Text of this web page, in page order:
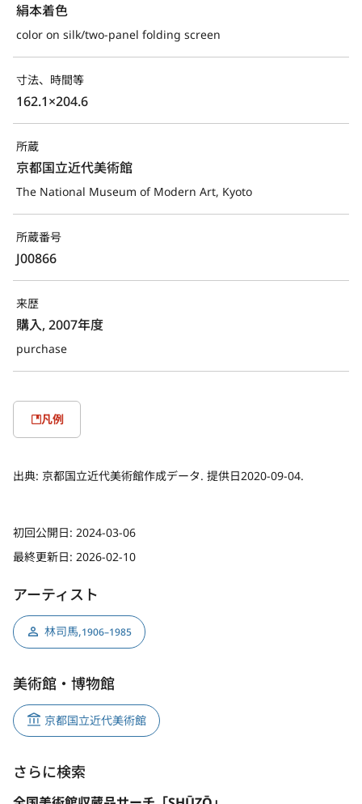
絹本着色
color on silk/two-panel folding screen
寸法、時間等
162.1×204.6
所蔵
京都国立近代美術館
The National Museum of Modern Art, Kyoto
所蔵番号
J00866
来歴
購入, 2007年度
purchase
凡例
出典: 京都国立近代美術館作成データ. 提供日2020-09-04.
初回公開日: 2024-03-06
最終更新日: 2026-02-10
アーティスト
林司馬,1906–1985
美術館・博物館
京都国立近代美術館
さらに検索